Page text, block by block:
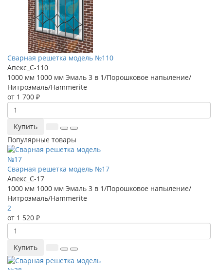
Сварная решетка модель №110
Апекс_С-110
1000 мм 1000 мм Эмаль 3 в 1/Порошковое напыление/
Нитроэмаль/Hammerite
от 1 700 ₽
Купить
Популярные товары
Сварная решетка модель №17
Апекс_С-17
1000 мм 1000 мм Эмаль 3 в 1/Порошковое напыление/
Нитроэмаль/Hammerite
2
от 1 520 ₽
Купить